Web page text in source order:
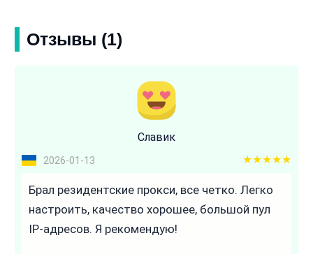
Отзывы (1)
Славик
2026-01-13 5 out of 5
Брал резидентские прокси, все четко. Легко
настроить, качество хорошее, большой пул
IP-адресов. Я рекомендую!